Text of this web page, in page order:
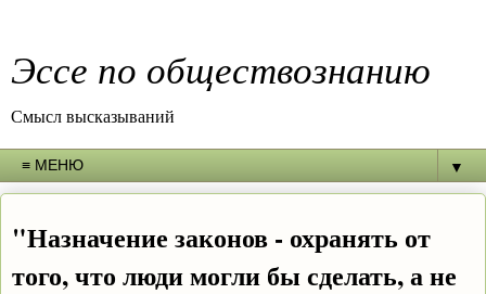
Эссе по обществознанию
Смысл высказываний
▼
"Назначение законов - охранять от
того, что люди могли бы сделать, а не